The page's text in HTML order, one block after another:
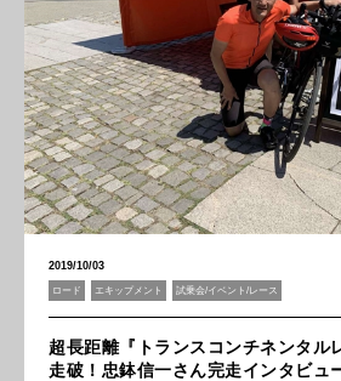
2019/10/03
ロード エキップメント 試乗会/イベント/レース
超長距離『トランスコンチネンタル
走破！忠鉢信一さん完走インタビュ